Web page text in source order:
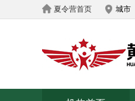
夏令营首页 城市